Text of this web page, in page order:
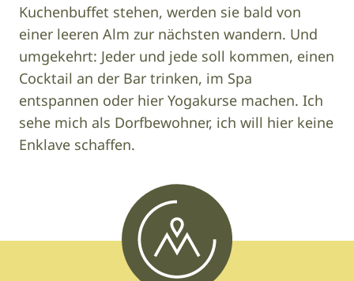
Kuchenbuffet stehen, werden sie bald von
einer leeren Alm zur nächsten wandern. Und
umgekehrt: Jeder und jede soll kommen, einen
Cocktail an der Bar trinken, im Spa
entspannen oder hier Yogakurse machen. Ich
sehe mich als Dorfbewohner, ich will hier keine
Enklave schaffen.